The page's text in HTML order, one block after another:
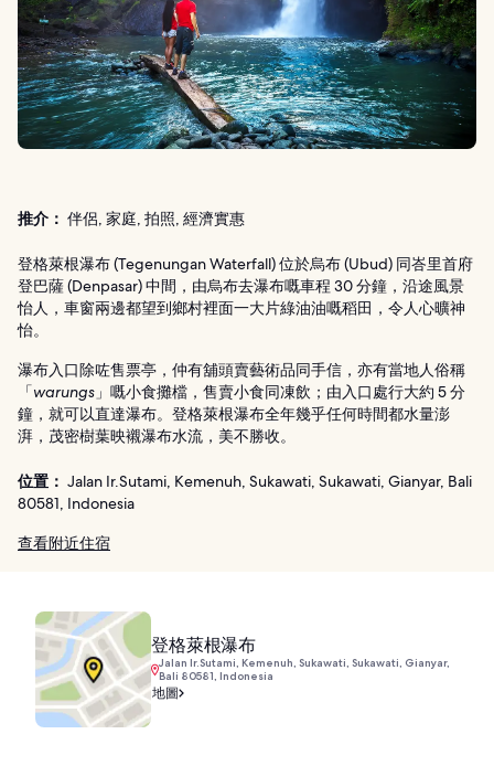
推介： 伴侶, 家庭, 拍照, 經濟實惠
登格萊根瀑布 (Tegenungan Waterfall) 位於烏布 (Ubud) 同峇里首府
登巴薩 (Denpasar) 中間，由烏布去瀑布嘅車程 30 分鐘，沿途風景
怡人，車窗兩邊都望到鄉村裡面一大片綠油油嘅稻田，令人心曠神
怡。
瀑布入口除咗售票亭，仲有舖頭賣藝術品同手信，亦有當地人俗稱
「warungs 」嘅小食攤檔，售賣小食同凍飲；由入口處行大約 5 分
鐘，就可以直達瀑布。登格萊根瀑布全年幾乎任何時間都水量澎
湃，茂密樹葉映襯瀑布水流，美不勝收。
位置： Jalan Ir.Sutami, Kemenuh, Sukawati, Sukawati, Gianyar, Bali
80581, Indonesia
查看附近住宿
登格萊根瀑布
Jalan Ir.Sutami, Kemenuh, Sukawati, Sukawati, Gianyar,
Bali 80581, Indonesia
地圖